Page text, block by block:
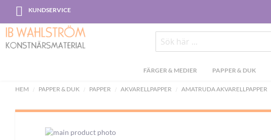
KUNDSERVICESkip
Content
Sök
FÄRGER & MEDIER PAPPER & DUK
HEM PAPPER & DUK PAPPER AKVARELLPAPPER AMATRUDA AKVARELLPAPPER